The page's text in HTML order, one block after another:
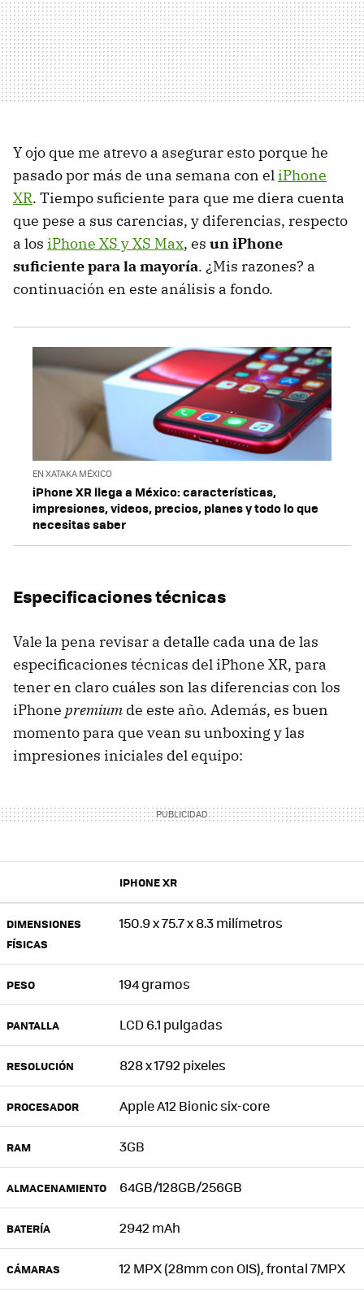
Y ojo que me atrevo a asegurar esto porque he
pasado por más de una semana con eliPhone
XR. Tiempo suficiente para que me diera cuenta
que pese a sus carencias, y diferencias, respecto
a los iPhone XS y XS Max, es un iPhone
suficiente para la mayoría. ¿Mis razones? a
continuación en este análisis a fondo.
EN XATAKA MÉXICO
iPhone XR llega a México: características,
impresiones, videos, precios, planes y todo lo que
necesitas saber
Especificaciones técnicas
Vale la pena revisar a detalle cada una de las
especificaciones técnicas del iPhone XR, para
tener en claro cuáles son las diferencias con los
iPhone premium de este año. Además, es buen
momento para que vean su unboxing y las
impresiones iniciales del equipo:
IPHONE XR
DIMENSIONES
FÍSICAS
150.9 x 75.7 x 8.3 milímetros
PESO 194 gramos
PANTALLA LCD 6.1 pulgadas
RESOLUCIÓN 828 x 1792 pixeles
PROCESADOR Apple A12 Bionic six-core
RAM 3GB
ALMACENAMIENTO 64GB/128GB/256GB
BATERÍA 2942 mAh
CÁMARAS 12 MPX (28mm con OIS), frontal 7MPX